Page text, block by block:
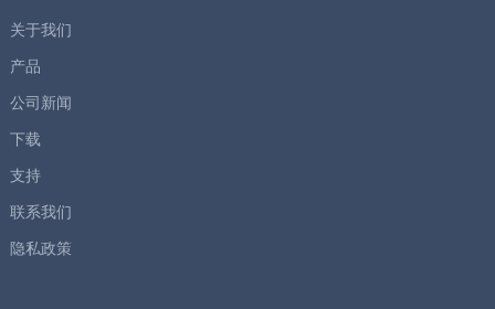
关于我们
产品
公司新闻
下载
支持
联系我们
隐私政策